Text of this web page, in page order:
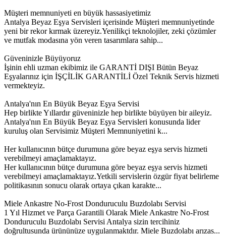
Müşteri memnuniyeti en büyük hassasiyetimiz
Antalya Beyaz Eşya Servisleri içerisinde Müşteri memnuniyetinde
yeni bir rekor kırmak üzereyiz.Yenilikçi teknolojiler, zeki çözümler
ve mutfak modasına yön veren tasarımlara sahip...
Güveninizle Büyüyoruz
İşinin ehli uzman ekibimiz ile GARANTİ DIŞI Bütün Beyaz
Eşyalarınız için İŞÇİLİK GARANTİLİ Özel Teknik Servis hizmeti
vermekteyiz.
Antalya'nın En Büyük Beyaz Eşya Servisi
Hep birlikte Yıllardır güveninizle hep birlikte büyüyen bir aileyiz.
Antalya'nın En Büyük Beyaz Eşya Servisleri konusunda lider
kuruluş olan Servisimiz Müşteri Memnuniyetini k...
Her kullanıcının bütçe durumuna göre beyaz eşya servis hizmeti
verebilmeyi amaçlamaktayız.
Her kullanıcının bütçe durumuna göre beyaz eşya servis hizmeti
verebilmeyi amaçlamaktayız.Yetkili servislerin özgür fiyat belirleme
politikasının sonucu olarak ortaya çıkan karakte...
Miele Ankastre No-Frost Donduruculu Buzdolabı Servisi
1 Yıl Hizmet ve Parça Garantili Olarak Miele Ankastre No-Frost
Donduruculu Buzdolabı Servisi Antalya sizin tercihiniz
doğrultusunda ürününüze uygulanmaktdır. Miele Buzdolabı arızas...